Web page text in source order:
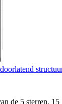
de 5 sterren,